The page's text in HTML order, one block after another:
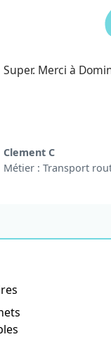
Super. Merci à
Clement C
Métier : Transport